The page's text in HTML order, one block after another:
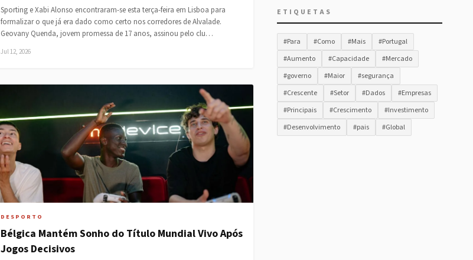
Sporting e Xabi Alonso encontraram-se esta terça-feira em Lisboa para
formalizar o que já era dado como certo nos corredores de Alvalade.
Geovany Quenda, jovem promessa de 17 anos, assinou pelo clu…
Jul 12, 2026
DESPORTO
Bélgica Mantém Sonho do Título Mundial Vivo Após
Jogos Decisivos
ETIQUETAS
#Para #Como #Mais
#Portugal
#Aumento
#Capacidade
#Mercado
#governo
#Maior
#segurança
#Crescente
#Setor #Dados
#Empresas
#Principais
#Crescimento
#Investimento
#Desenvolvimento
#pais #Global